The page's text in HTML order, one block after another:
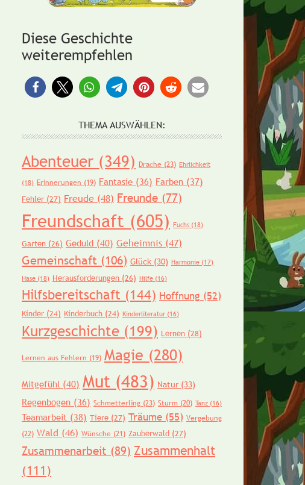
Diese Geschichte
weiterempfehlen
THEMA AUSWÄHLEN:
Abenteuer (349) Drache (23) Ehrlichkeit
(18) Erinnerungen (19) Fantasie (36) Farben (37)
Fehler (27) Freude (48) Freunde (77)
Freundschaft (605) Fuchs (18)
Garten (26) Geduld (40) Geheimnis (47)
Gemeinschaft (106) Glück (30) Harmonie (17)
Hase (18) Herausforderungen (26) Hilfe (16)
Hilfsbereitschaft (144) Hoffnung (52)
Kinder (24) Kinderbuch (24) Kinderliteratur (16)
Kurzgeschichte (199) Lernen (28)
Lernen aus Fehlern (19) Magie (280)
Mitgefühl (40) Mut (483) Natur(33)
Regenbogen (36) Schmetterling (23) Sturm (20) Tanz (16)
Teamarbeit (38) Tiere (27) Träume (55) Vergebung
(22) Wald (46) Wünsche (21) Zauberwald (27)
Zusammenarbeit (89) Zusammenhalt
(111)